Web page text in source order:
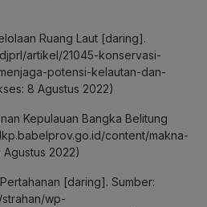
Ruang Laut [daring].
artikel/21045-konservasi-
potensi-kelautan-dan-
8 Agustus 2022)
Kepulauan Bangka Belitung
content/makna-
2022)
[daring]. Sumber:
wp-